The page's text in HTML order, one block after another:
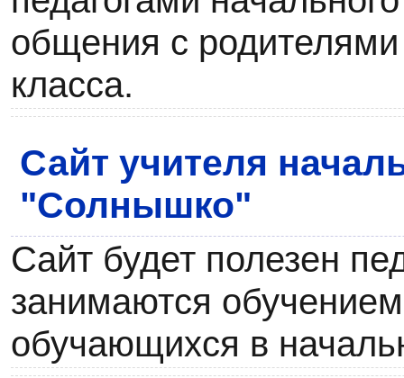
общения с
класса.
Сайт учителя
"Солнышко"
Сайт будет полезен
занимаются
обучающихся в